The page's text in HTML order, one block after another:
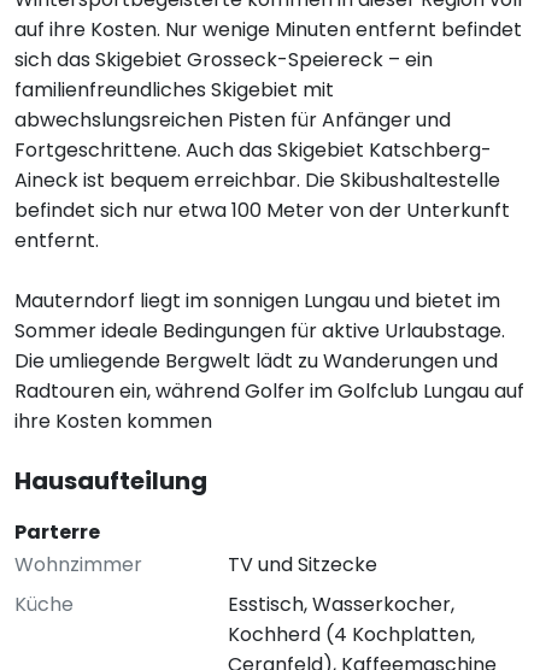
auf ihre Kosten. Nur wenige Minuten entfernt befindet
sich das Skigebiet Grosseck-Speiereck – ein
familienfreundliches Skigebiet mit
abwechslungsreichen Pisten für Anfänger und
Fortgeschrittene. Auch das Skigebiet Katschberg-
Aineck ist bequem erreichbar. Die Skibushaltestelle
befindet sich nur etwa 100 Meter von der Unterkunft
entfernt.
Mauterndorf liegt im sonnigen Lungau und bietet im
Sommer ideale Bedingungen für aktive Urlaubstage.
Die umliegende Bergwelt lädt zu Wanderungen und
Radtouren ein, während Golfer im Golfclub Lungau auf
ihre Kosten kommen
Hausaufteilung
Parterre
Wohnzimmer
TV und Sitzecke
Küche
Esstisch, Wasserkocher,
Kochherd (4 Kochplatten,